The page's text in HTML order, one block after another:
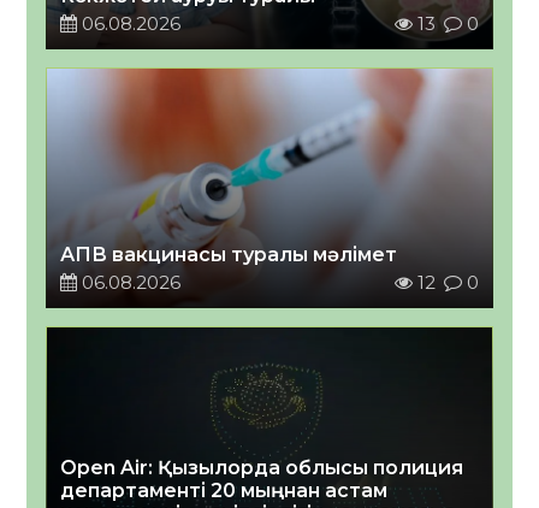
06.08.2026
13 0
АПВ вакцинасы туралы мәлімет
06.08.2026
12 0
Open Air: Қызылорда облысы полиция
департаменті 20 мыңнан астам